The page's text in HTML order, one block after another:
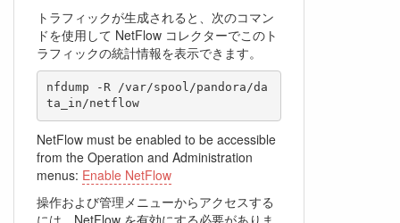
トラフィックが生成されると、次のコマン
ドを使用して NetFlow コレクターでこのト
ラフィックの統計情報を表示できます。
nfdump -R /var/spool/pandora/da
ta_in/netflow
NetFlow must be enabled to be accessible
from the Operation and Administration
menus: Enable NetFlow
操作および管理メニューからアクセスする
には、NetFlow を有効にする必要がありま